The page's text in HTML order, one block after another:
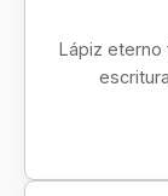
Lápiz eterno